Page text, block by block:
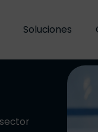
Soluciones